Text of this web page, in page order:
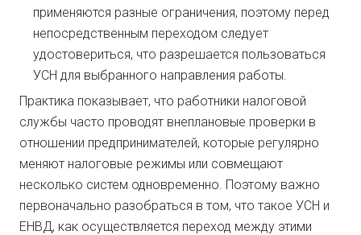
применяются разные ограничения, поэтому перед
непосредственным переходом следует
удостовериться, что разрешается пользоваться
УСН для выбранного направления работы.
Практика показывает, что работники налоговой
службы часто проводят внеплановые проверки в
отношении предпринимателей, которые регулярно
меняют налоговые режимы или совмещают
несколько систем одновременно. Поэтому важно
первоначально разобраться в том, что такое УСН и
ЕНВД, как осуществляется переход между этими